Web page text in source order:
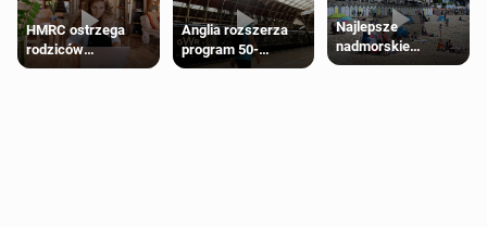
HMRC ostrzega
rodziców
pobierających Child
Anglia rozszerza
program 50-
procentowych
Najlepsze
nadmorskie
miasteczko blisko